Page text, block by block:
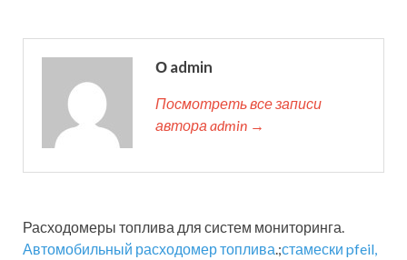
О admin
Посмотреть все записи
автора admin →
Расходомеры топлива для систем мониторинга.
Автомобильный расходомер топлива .;стамески pfeil,